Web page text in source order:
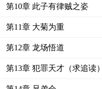
第10章 此子有律贼之姿
第11章 大菊为重
第12章 龙场悟道
第13章 犯罪天才（求追读）